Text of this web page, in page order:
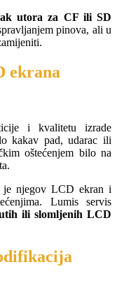
utora za CF ili SD
pinova, ali u
ekrana
i kvalitetu izrade
kakav pad, udarac ili
oštećenjem bilo na
je njegov LCD ekran i
Lumis servis
ili slomljenih LCD